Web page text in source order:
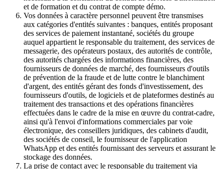
et de formation et du contrat de compte démo.
Vos données à caractère personnel peuvent être transmises
aux catégories d'entités suivantes : banques, entités proposant
des services de paiement instantané, sociétés du groupe
auquel appartient le responsable du traitement, des services de
messagerie, des opérateurs postaux, des autorités de contrôle,
des autorités chargées des informations financières, des
fournisseurs de données de marché, des fournisseurs d'outils
de prévention de la fraude et de lutte contre le blanchiment
d'argent, des entités gérant des fonds d'investissement, des
fournisseurs d'outils, de logiciels et de plateformes destinés au
traitement des transactions et des opérations financières
effectuées dans le cadre de la mise en œuvre du contrat-cadre,
ainsi qu'à l'envoi d'informations commerciales par voie
électronique, des conseillers juridiques, des cabinets d'audit,
des sociétés de conseil, le fournisseur de l'application
WhatsApp et des entités fournissant des serveurs et assurant le
stockage des données.
La prise de contact avec le responsable du traitement via